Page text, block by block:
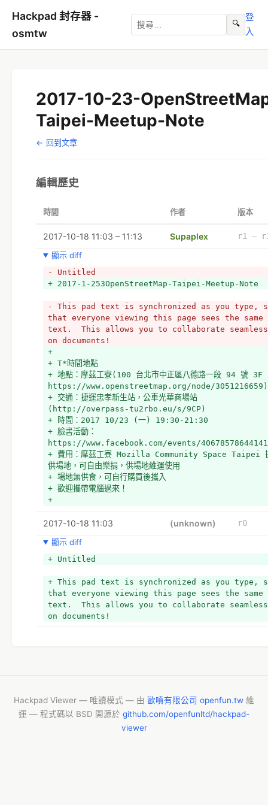
Hackpad 封存器 -
osmtw
🔍
登
入
2017-10-23-
Taipei-Meetup-Note
← 回到文章
編輯歷史
時間 作者 版本
2017-10-18 11:03 – 11:13 Supaplex
r1 –
顯示 diff
- Untitled
+ 2017-1-253OpenStreetMap-Taipei-Meetup-Note
- This pad text is synchronized as you type,
that everyone viewing this page sees the same
text.  This allows you to collaborate
on documents!
+
+ T*時間地點
+ 地點：摩茲工寮(100 台北市中正區八德路一段 94 號 3F
https://www.openstreetmap.org/node/3051216659)
+ 交通：捷運忠孝新生站，公車光華商場站
(http://overpass-tu2rbo.eu/s/9CP)
+ 時間：2017 10/23 (一) 19:30-21:30
+ 臉書活動：
https://www.facebook.com/events/
+ 費用：摩茲工寮 Mozilla Community Space Taipei
供場地，可自由樂捐，供場地維運使用
+ 場地無供食，可自行購買後攜入
+ 歡迎攜帶電腦過來！
+
Meetup Note
https://trello.com/b/yzEDSpjn/openstreetmap-
backlog-%E6%8C%96%E6%B4%9E%E5%A1%AB%E5%9D%91
+ *討論主題
2017-10-18 11:03 (unknown)
r0
顯示 diff
+ Untitled
+ This pad text is synchronized as you type,
that everyone viewing this page sees the same
text.  This allows you to collaborate
on documents!
Hackpad Viewer — 唯讀模式 — 由 歐噴有限公司 openfun.tw 維
運 — 程式碼以 BSD 開源於 github.com/openfunltd/hackpad-
viewer